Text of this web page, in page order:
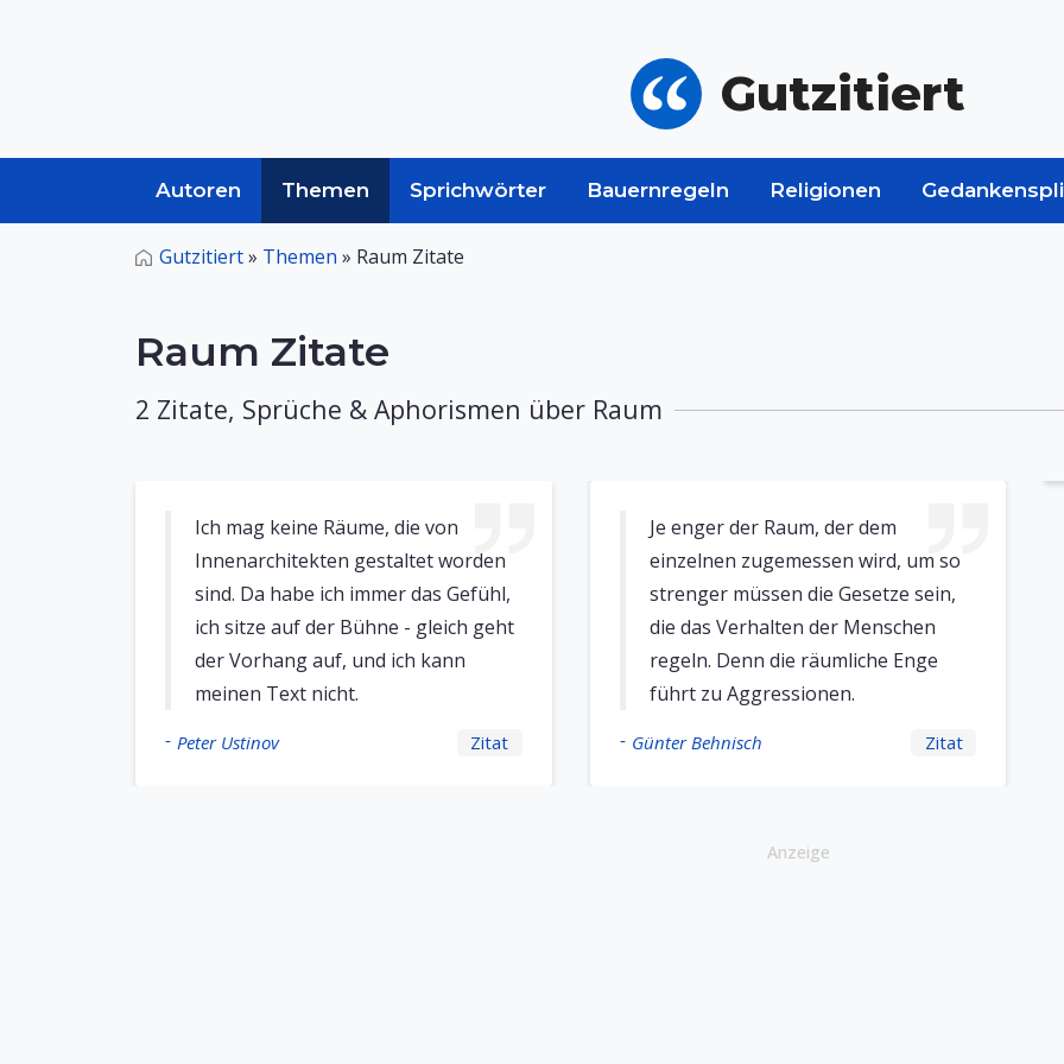
Gutzitiert
Autoren Themen Sprichwörter Bauernregeln Religionen
Gutzitiert» Themen » Raum Zitate
Raum Zitate
2 Zitate, Sprüche & Aphorismen über Raum
Ich mag keine Räume, die von
Innenarchitekten gestaltet worden
sind. Da habe ich immer das Gefühl,
ich sitze auf der Bühne - gleich geht
der Vorhang auf, und ich kann
meinen Text nicht.
- Peter Ustinov Zitat
Je enger der Raum, der dem
einzelnen zugemessen wird, um so
strenger müssen die Gesetze sein,
die das Verhalten der Menschen
regeln. Denn die räumliche Enge
führt zu Aggressionen.
- Günter Behnisch Zitat
Anzeige